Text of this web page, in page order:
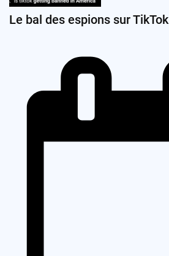
Le bal des espions sur TikTok